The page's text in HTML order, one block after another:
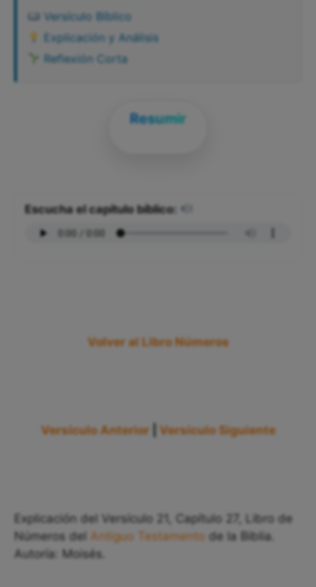
Versículo Bíblico
Explicación y Análisis
Reflexión Corta
Resumir
Escucha el capítulo bíblico:
Volver al Libro Números
Versículo Anterior Versículo Siguiente
Explicación del Versículo 21, Capítulo 27, Libro de
Números del Antiguo Testamento de la Biblia.
Autoría: Moisés.